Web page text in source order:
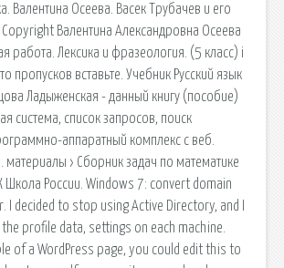
Валентина Осеева. Васек Трубачев и его
Валентина Александровна Осеева
работа. Лексика и фразеология. (5 класс) i
пропусков вставьте. Учебник Русский язык
Ладыженская - данный книгу (пособие)
сиcтема, список запросов, поиск
аппаратный комплекс с веб.
материалы › Сборник задач по математике
Школа России. Windows 7: convert domain
I decided to stop using Active Directory, and I
profile data, settings on each machine.
of a WordPress page, you could edit this to